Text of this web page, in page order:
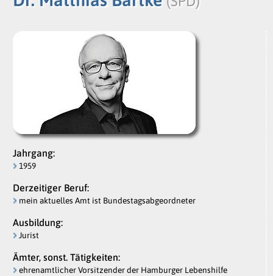
Jahrgang:
1959
Derzeitiger Beruf:
mein aktuelles Amt ist Bundestagsabgeordneter
Ausbildung:
Jurist
Ämter, sonst. Tätigkeiten:
ehrenamtlicher Vorsitzender der Hamburger Lebenshilfe